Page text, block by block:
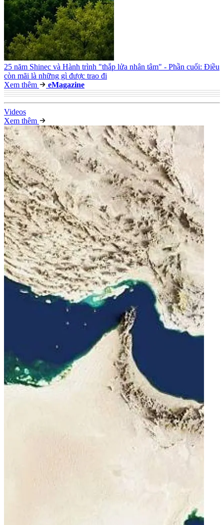
25 năm Shinec và Hành trình "thắp lửa nhân tâm" - Phần cuối: Điều
còn mãi là những gì được trao đi
Xem thêm
eMagazine
Videos
Xem thêm